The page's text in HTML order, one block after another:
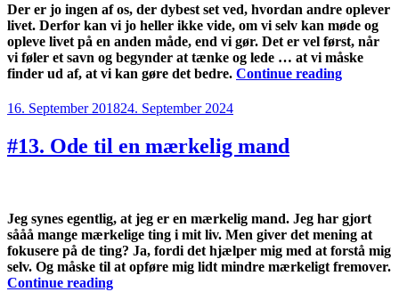
Der er jo ingen af os, der dybest set ved, hvordan andre oplever
livet. Derfor kan vi jo heller ikke vide, om vi selv kan møde og
opleve livet på en anden måde, end vi gør. Det er vel først, når
vi føler et savn og begynder at tænke og lede … at vi måske
finder ud af, at vi kan gøre det bedre. Continue reading“#14.
Posted
16. September 201824. September 2024
#13. Ode til en mærkelig mand
Jeg synes egentlig, at jeg er en mærkelig mand. Jeg har gjort
sååå mange mærkelige ting i mit liv. Men giver det mening at
fokusere på de ting? Ja, fordi det hjælper mig med at forstå mig
selv. Og måske til at opføre mig lidt mindre mærkeligt fremover.
Continue reading“#13.